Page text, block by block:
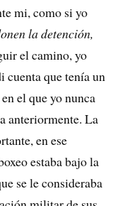
mi, como si yo
la detención,
el camino, yo
cuenta que tenía un
el que yo nunca
anteriormente. La
en ese
estaba bajo la
se le consideraba